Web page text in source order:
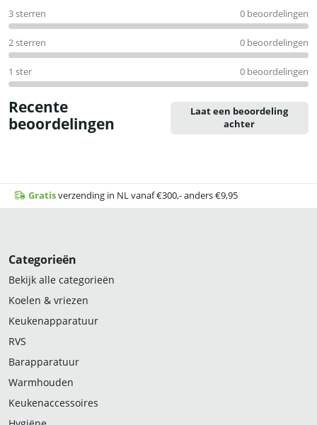
3 sterren 0 beoordelingen
2 sterren 0 beoordelingen
1 ster 0 beoordelingen
Recente
beoordelingen
Laat een beoordeling
achter
Gratisverzending in NL vanaf €300,- anders €9,95
Categorieën
Bekijk alle categorieën
Koelen & vriezen
Keukenapparatuur
RVS
Barapparatuur
Warmhouden
Keukenaccessoires